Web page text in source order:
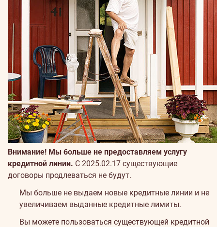
Внимание! Мы больше не предоставляем услугу
кредитной линии. С 2025.02.17 существующие
договоры продлеваться не будут.
Мы больше не выдаем новые кредитные линии и не
увеличиваем выданные кредитные лимиты.
Вы можете пользоваться существующей кредитной